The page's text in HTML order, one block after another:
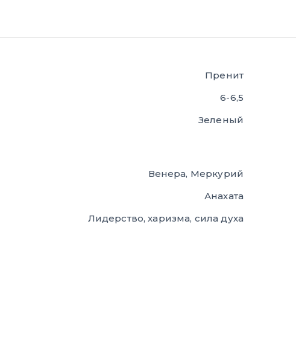
Пренит
6-6,5
Зеленый
Венера, Меркурий
Анахата
Лидерство, харизма, сила духа